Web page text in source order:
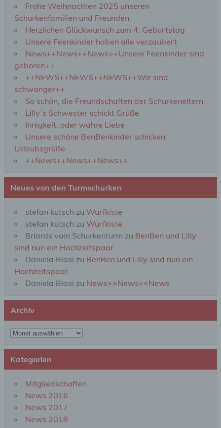
Frohe Weihnachten 2025 unseren
Schurkenfamilien und Freunden
Herzlichen Glückwunsch zum 4. Geburtstag
Unsere Feenkinder haben alle verzaubert
News++News++News++Unsere Feenkinder sind
geboren++
++NEWS++NEWS++NEWS++Wir sind
schwanger++
So schön, die Freundschaften der Schurkeneltern
Lilly´s Schwester schickt Grüße
Innigkeit, oder wahre Liebe
Unsere schöne BenBenkinder schicken
Urlaubsgrüße
++News++News++News++
Neues von den Turmschurken
stefan kutsch zu Wurfkiste
stefan kutsch zu Wurfkiste
Briards vom Schurkenturm zu BenBen und Lilly
sind nun ein Hochzeitspaar
Daniela Blasi zu BenBen und Lilly sind nun ein
Hochzeitspaar
Daniela Blasi zu News++News++News
Archiv
Archiv
Kategorien
Mitgliedschaften
News 2016
News 2017
News 2018
mehr einer spezifischen betroffenen Person
zugeordnet werden können, sofern diese
zusätzlichen Informationen gesondert aufbewahrt
werden und technischen und organisatorischen
Maßnahmen unterliegen, die gewährleisten, dass
die personenbezogenen Daten nicht einer
identifizierten oder identifizierbaren natürlichen
Person zugewiesen werden.
g) Verantwortlicher oder für die Verarbeitung
Verantwortlicher
Verantwortlicher oder für die Verarbeitung
Verantwortlicher ist die natürliche oder juristische
Person, Behörde, Einrichtung oder andere Stelle,
die allein oder gemeinsam mit anderen über die
personenbezogenen Daten entscheidet. Sind die
Zwecke und Mittel dieser Verarbeitung durch das
beziehungsweise können die bestimmten Kriterien
seiner Benennung nach dem Unionsrecht oder
dem Recht der Mitgliedstaaten vorgesehen
werden.
h) Auftragsverarbeiter
andere Stelle, die personenbezogene Daten im
Auftrag des Verantwortlichen verarbeitet.
Person, Behörde, Einrichtung oder andere Stelle,
der personenbezogene Daten offengelegt werden,
Dritten handelt oder nicht. Behörden, die im
Rahmen eines bestimmten Untersuchungsauftrags